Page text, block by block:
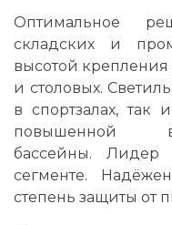
Оптимальное
складских и
высотой
и столовых.
в спортзалах, так
повышенной
бассейны. Лидер
сегменте.
степень защиты от